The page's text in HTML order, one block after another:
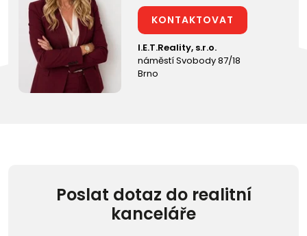
KONTAKTOVAT
I.E.T.Reality, s.r.o.
náměstí Svobody 87/18
Brno
Poslat dotaz do realitní
kanceláře